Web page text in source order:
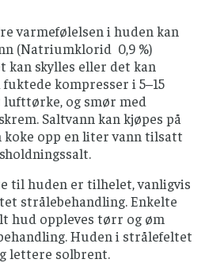
varmefølelsen i huden kan
(Natriumklorid 0,9 %)
kan skylles eller det kan
kompresser i 5–15
og smør med
Saltvann kan kjøpes på
koke opp en liter vann tilsatt
til huden er tilhelet, vanligvis
strålebehandling. Enkelte
hud oppleves tørr og øm
Huden i strålefeltet
lettere solbrent.